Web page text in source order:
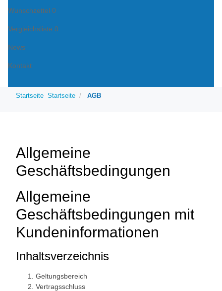
Wunschzettel 0
Vergleichsliste 0
News
Kontakt
Startseite Startseite AGB
Allgemeine
Geschäftsbedingungen
Allgemeine
Geschäftsbedingungen mit
Kundeninformationen
Inhaltsverzeichnis
Geltungsbereich
Vertragsschluss